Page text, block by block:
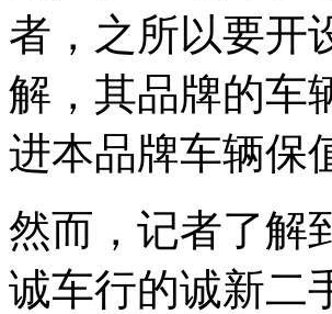
者，之所以要开
解，其品牌的车
进本品牌车辆保
然而，记者了解
诚车行的诚新二